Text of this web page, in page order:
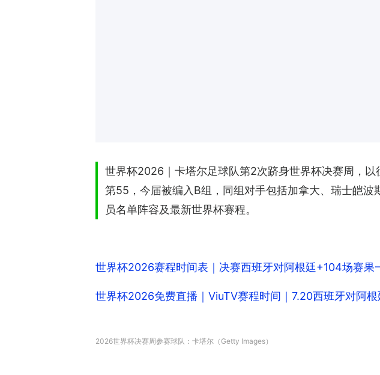
世界杯2026｜卡塔尔足球队第2次跻身世界杯决赛周，
第55，今届被编入B组，同组对手包括加拿大、瑞士皑
员名单阵容及最新世界杯赛程。
世界杯2026赛程时间表｜决赛西班牙对阿根廷+104场赛果
世界杯2026免费直播｜ViuTV赛程时间｜7.20西班牙对阿根
2026世界杯决赛周参赛球队：卡塔尔（Getty Images）